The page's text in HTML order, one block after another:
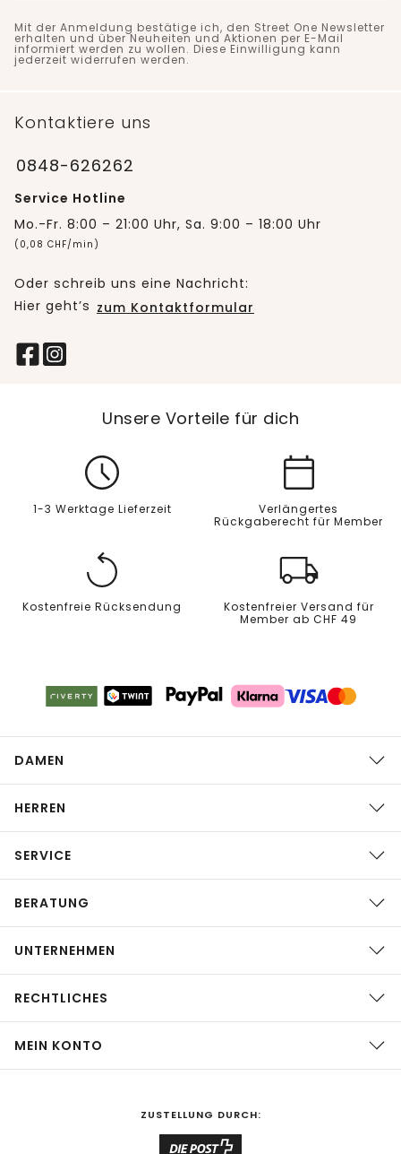
Mit der Anmeldung bestätige ich, den Street One Newsletter
erhalten und über Neuheiten und Aktionen per E-Mail
informiert werden zu wollen. Diese Einwilligung kann
jederzeit widerrufen werden.
Kontaktiere uns
0848-626262
Service Hotline
Mo.-Fr. 8:00 – 21:00 Uhr, Sa. 9:00 – 18:00 Uhr
(0,08 CHF/min)
Oder schreib uns eine Nachricht:
Hier geht’s zum Kontaktformular
Unsere Vorteile für dich
1-3 Werktage Lieferzeit
Verlängertes
Rückgaberecht für Member
Kostenfreie Rücksendung
Kostenfreier Versand für
Member ab CHF 49
DAMEN
HERREN
SERVICE
BERATUNG
UNTERNEHMEN
RECHTLICHES
MEIN KONTO
ZUSTELLUNG DURCH: